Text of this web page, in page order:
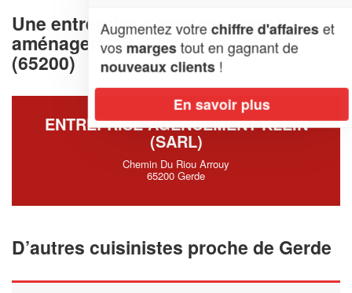
Une entreprise deconception et
aménagement de cuisine à Gerde
(65200)
ENTREPRISE AGENCEMENT KLEIN
(SARL)
Chemin Du Riou Arrouy
65200 Gerde
D’autres cuisinistes proche de Gerde
Augmentez votrechiffre d'affaireset
vos margestout en gagnant de
nouveaux clients!
En savoir plus